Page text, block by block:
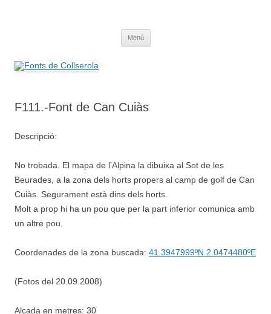
Menú
F111.-Font de Can Cuiàs
Descripció:
No trobada. El mapa de l’Alpina la dibuixa al Sot de les
Beurades, a la zona dels horts propers al camp de golf de Can
Cuiàs. Segurament està dins dels horts.
Molt a prop hi ha un pou que per la part inferior comunica amb
un altre pou.
Coordenades de la zona buscada: 41.3947999ºN 2.0474480ºE
(Fotos del 20.09.2008)
Alçada en metres: 30